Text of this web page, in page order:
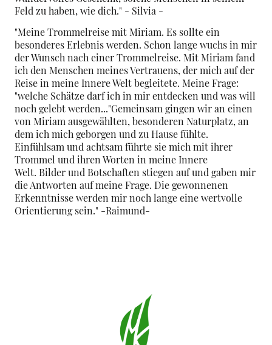
Feld zu haben, wie dich." - Silvia -
"Meine Trommelreise mit Miriam. Es sollte ein
besonderes Erlebnis werden. Schon lange wuchs in mir
der Wunsch nach einer Trommelreise. Mit Miriam fand
ich den Menschen meines Vertrauens, der mich auf der
Reise in meine Innere Welt begleitete. Meine Frage:
"welche Schätze darf ich in mir entdecken und was will
noch gelebt werden..."Gemeinsam gingen wir an einen
von Miriam ausgewählten, besonderen Naturplatz, an
dem ich mich geborgen und zu Hause fühlte.
Einfühlsam und achtsam führte sie mich mit ihrer
Trommel und ihren Worten in meine Innere
Welt. Bilder und Botschaften stiegen auf und gaben mir
die Antworten auf meine Frage. Die gewonnenen
Erkenntnisse werden mir noch lange eine wertvolle
Orientierung sein." -Raimund-